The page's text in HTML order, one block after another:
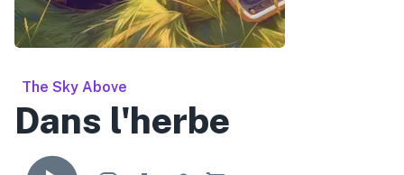
The Sky Above
Dans l'herbe